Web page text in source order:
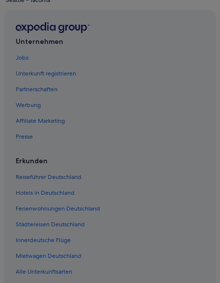
Kent Hotels
Wohnungen in SeaTac
Bryn Mawr-Skyway: Hotels
Hotels nahe Seattle - Tacoma
Unternehmen
Jobs
Unterkunft registrieren
Partnerschaften
Werbung
Affiliate Marketing
Presse
Erkunden
Reiseführer Deutschland
Hotels in Deutschland
Ferienwohnungen Deutschland
Städtereisen Deutschland
Innerdeutsche Flüge
Mietwagen Deutschland
Alle Unterkunftsarten